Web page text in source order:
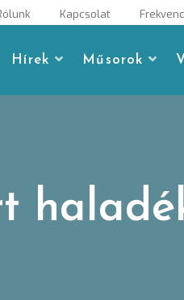
Kapcsolat
Hírek Műsorok